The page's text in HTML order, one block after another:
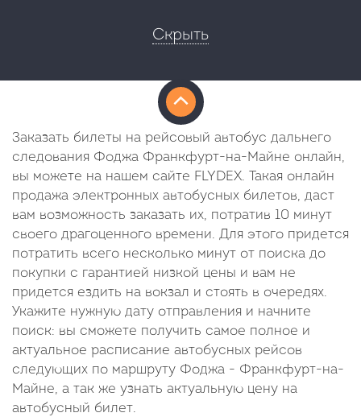
Скрыть
Заказать билеты на рейсовый автобус дальнего
следования Фоджа Франкфурт-на-Майне онлайн,
вы можете на нашем сайте FLYDEX. Такая онлайн
продажа электронных автобусных билетов, даст
вам возможность заказать их, потратив 10 минут
своего драгоценного времени. Для этого придется
потратить всего несколько минут от поиска до
покупки с гарантией низкой цены и вам не
придется ездить на вокзал и стоять в очередях.
Укажите нужную дату отправления и начните
поиск: вы сможете получить самое полное и
актуальное расписание автобусных рейсов
следующих по маршруту Фоджа - Франкфурт-на-
Майне, а так же узнать актуальную цену на
автобусный билет.